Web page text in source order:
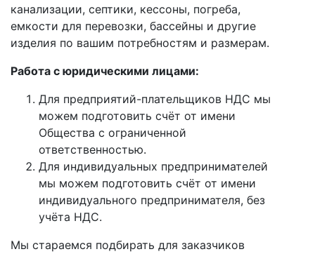
канализации, септики, кессоны, погреба,
емкости для перевозки, бассейны и другие
изделия по вашим потребностям и размерам.
Работа с юридическими лицами:
Для предприятий-плательщиков НДС мы
можем подготовить счёт от имени
Общества с ограниченной
ответственностью.
Для индивидуальных предпринимателей
мы можем подготовить счёт от имени
индивидуального предпринимателя, без
учёта НДС.
Мы стараемся подбирать для заказчиков